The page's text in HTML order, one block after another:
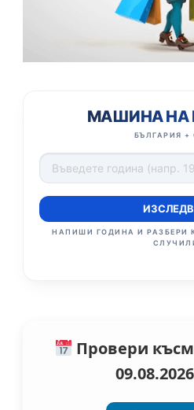
МАШИНА НА
БЪЛГАРИЯ +
НАПИШИ ГОДИНА И РАЗБЕРИ
Провери